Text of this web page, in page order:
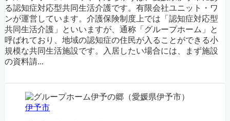
る認知症対応型共同生活介護です。有限会社ユニット・ワ
ンが運営しています。介護保険制度上では「認知症対応型
共同生活介護」といいますが、通称「グループホーム」と
呼ばれており、地域の認知症の住民が入ることができる小
規模な共同生活施設です。入居したい場合には、まず施設
の資料請...
伊予市